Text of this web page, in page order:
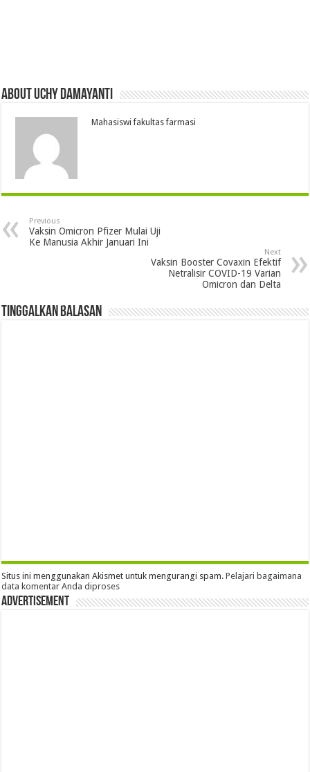
About Uchy Damayanti
Mahasiswi fakultas farmasi
Previous
Vaksin Omicron Pfizer Mulai Uji
Ke Manusia Akhir Januari Ini
Next
Vaksin Booster Covaxin Efektif
Netralisir COVID-19 Varian
Omicron dan Delta
Tinggalkan Balasan
Situs ini menggunakan Akismet untuk mengurangi spam.Pelajari bagaimana
data komentar Anda diproses
Advertisement